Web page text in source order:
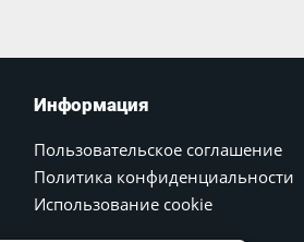
Информация
Пользовательское соглашение
Политика конфиденциальности
Использование cookie